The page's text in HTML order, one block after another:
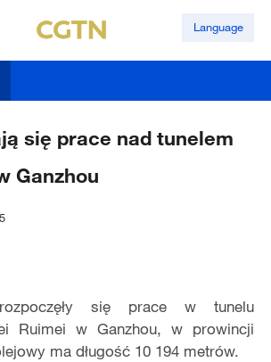
Language
się prace nad tunelem
Ganzhou
się prace w tunelu
Ruimei w Ganzhou, w prowincji
ma długość 10 194 metrów.